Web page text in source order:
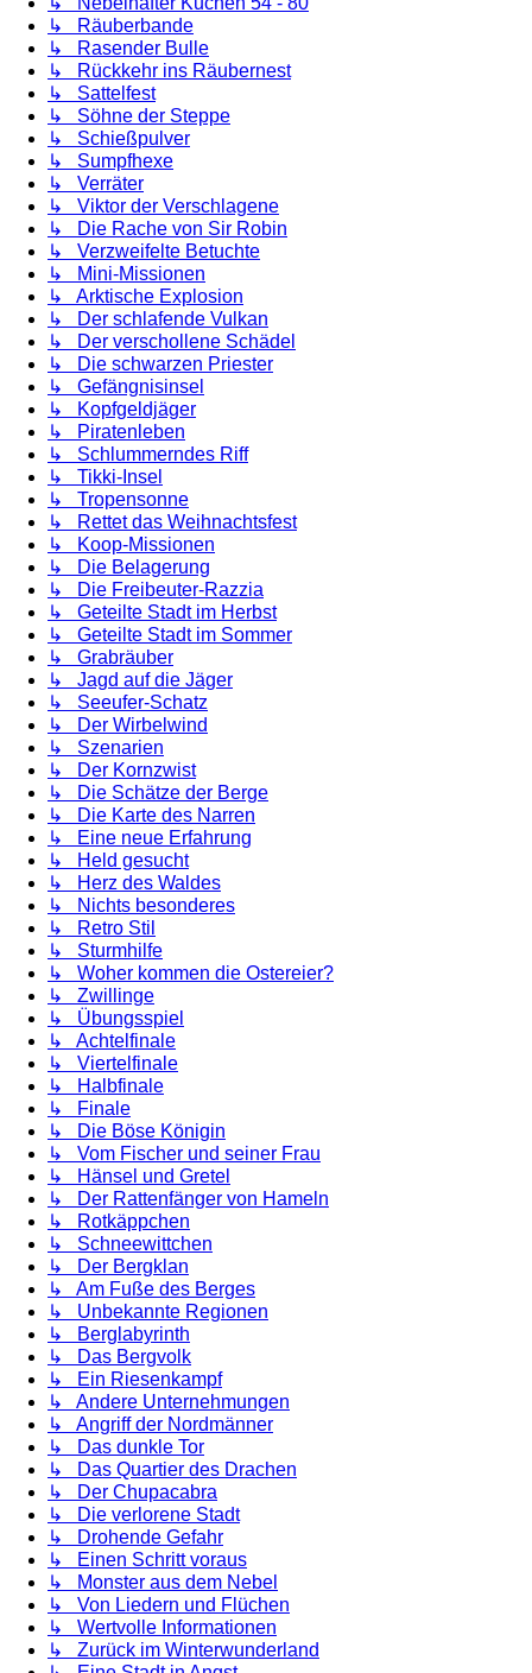
↳ Räuberbande
↳ Rasender Bulle
↳ Rückkehr ins Räubernest
↳ Sattelfest
↳ Söhne der Steppe
↳ Schießpulver
↳ Sumpfhexe
↳ Verräter
↳ Viktor der Verschlagene
↳ Die Rache von Sir Robin
↳ Verzweifelte Betuchte
↳ Mini-Missionen
↳ Arktische Explosion
↳ Der schlafende Vulkan
↳ Der verschollene Schädel
↳ Die schwarzen Priester
↳ Gefängnisinsel
↳ Kopfgeldjäger
↳ Piratenleben
↳ Schlummerndes Riff
↳ Tikki-Insel
↳ Tropensonne
↳ Rettet das Weihnachtsfest
↳ Koop-Missionen
↳ Die Belagerung
↳ Die Freibeuter-Razzia
↳ Geteilte Stadt im Herbst
↳ Geteilte Stadt im Sommer
↳ Grabräuber
↳ Jagd auf die Jäger
↳ Seeufer-Schatz
↳ Der Wirbelwind
↳ Szenarien
↳ Der Kornzwist
↳ Die Schätze der Berge
↳ Die Karte des Narren
↳ Eine neue Erfahrung
↳ Held gesucht
↳ Herz des Waldes
↳ Nichts besonderes
↳ Retro Stil
↳ Sturmhilfe
↳ Woher kommen die Ostereier?
↳ Zwillinge
↳ Übungsspiel
↳ Achtelfinale
↳ Viertelfinale
↳ Halbfinale
↳ Finale
↳ Die Böse Königin
↳ Vom Fischer und seiner Frau
↳ Hänsel und Gretel
↳ Der Rattenfänger von Hameln
↳ Rotkäppchen
↳ Schneewittchen
↳ Der Bergklan
↳ Am Fuße des Berges
↳ Unbekannte Regionen
↳ Berglabyrinth
↳ Das Bergvolk
↳ Ein Riesenkampf
↳ Andere Unternehmungen
↳ Angriff der Nordmänner
↳ Das dunkle Tor
↳ Das Quartier des Drachen
↳ Der Chupacabra
↳ Die verlorene Stadt
↳ Drohende Gefahr
↳ Einen Schritt voraus
↳ Monster aus dem Nebel
↳ Von Liedern und Flüchen
↳ Wertvolle Informationen
↳ Zurück im Winterwunderland